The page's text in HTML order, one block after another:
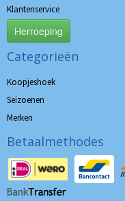
Klantenservice
Herroeping
Categorieën
Koopjeshoek
Seizoenen
Merken
Betaalmethodes